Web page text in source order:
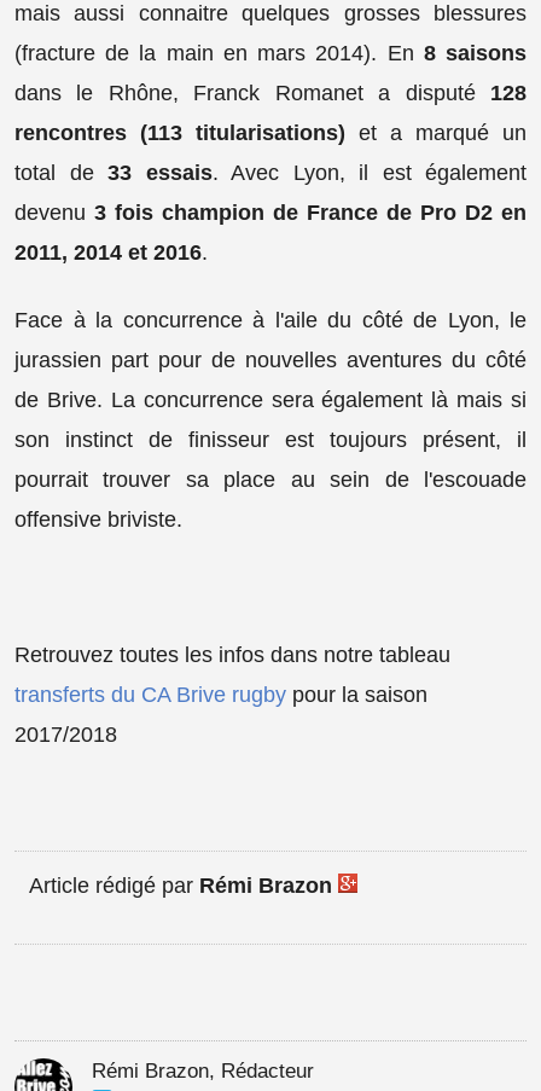
mais aussi connaitre quelques grosses blessures
(fracture de la main en mars 2014). En 8 saisons
dans le Rhône, Franck Romanet a disputé 128
rencontres (113 titularisations) et a marqué un
total de 33 essais. Avec Lyon, il est également
devenu 3 fois champion de France de Pro D2 en
2011, 2014 et 2016.
Face à la concurrence à l'aile du côté de Lyon, le
jurassien part pour de nouvelles aventures du côté
de Brive. La concurrence sera également là mais si
son instinct de finisseur est toujours présent, il
pourrait trouver sa place au sein de l'escouade
offensive briviste.
Retrouvez toutes les infos dans notre tableau
transferts du CA Brive rugby pour la saison
2017/2018
Article rédigé par Rémi Brazon
Rémi Brazon, Rédacteur